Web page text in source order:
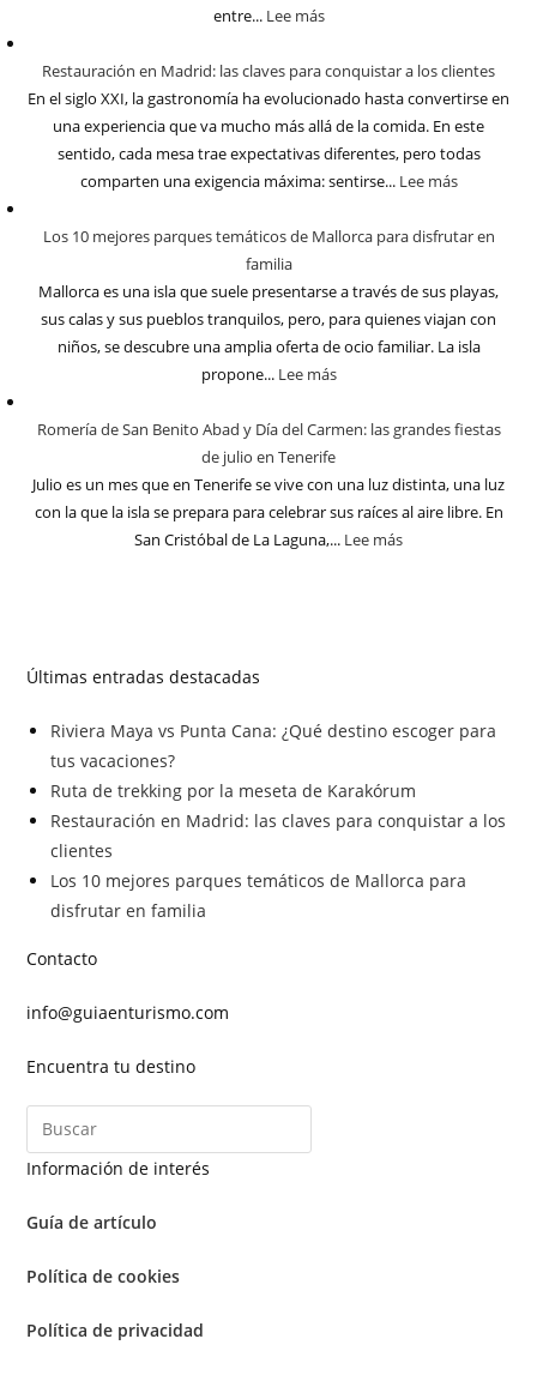
entre... Lee más
Restauración en Madrid: las claves para conquistar a los clientes
En el siglo XXI, la gastronomía ha evolucionado hasta convertirse en
una experiencia que va mucho más allá de la comida. En este
sentido, cada mesa trae expectativas diferentes, pero todas
comparten una exigencia máxima: sentirse... Lee más
Los 10 mejores parques temáticos de Mallorca para disfrutar en
familia
Mallorca es una isla que suele presentarse a través de sus playas,
sus calas y sus pueblos tranquilos, pero, para quienes viajan con
niños, se descubre una amplia oferta de ocio familiar. La isla
propone... Lee más
Romería de San Benito Abad y Día del Carmen: las grandes fiestas
de julio en Tenerife
Julio es un mes que en Tenerife se vive con una luz distinta, una luz
con la que la isla se prepara para celebrar sus raíces al aire libre. En
San Cristóbal de La Laguna,... Lee más
Últimas entradas destacadas
Riviera Maya vs Punta Cana: ¿Qué destino escoger para
tus vacaciones?
Ruta de trekking por la meseta de Karakórum
Restauración en Madrid: las claves para conquistar a los
clientes
Los 10 mejores parques temáticos de Mallorca para
disfrutar en familia
Contacto
info@guiaenturismo.com
Encuentra tu destino
Información de interés
Guía de artículo
Política de cookies
Política de privacidad